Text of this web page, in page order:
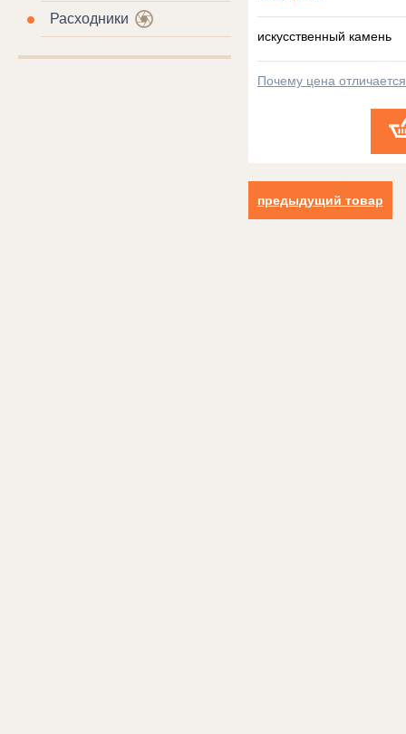
Расходники
искусственный камень
Почему цена
предыдущий товар